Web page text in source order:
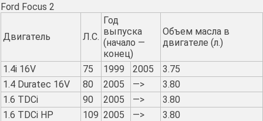
Ford Focus 2
Двигатель Л.С.
Год
выпуска
(начало —
конец)
Объем масла в
двигателе (л.)
1.4i 16V 75 1999 2005
3.75
1.4 Duratec 16V
80 2005 —>
3.80
1.6 TDCi
90 2005 —>
3.80
1.6 TDCi HP
109 2005 —>
3.80